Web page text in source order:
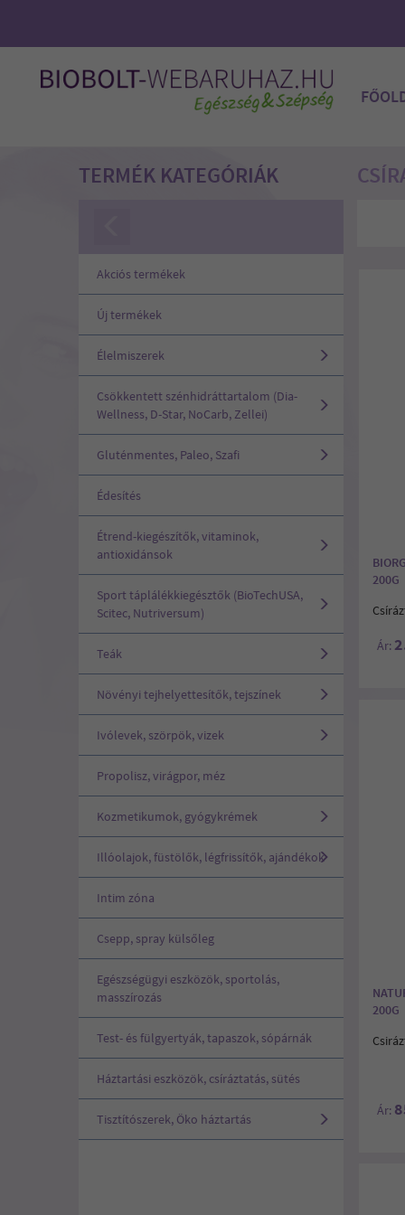
TERMÉK KATEGÓRIÁK
Akciós termékek
Új termékek
Élelmiszerek
Csökkentett szénhidráttartalom (Dia-
Wellness, D-Star, NoCarb, Zellei)
Gluténmentes, Paleo, Szafi
Édesítés
Étrend-kiegészítők, vitaminok,
antioxidánsok
Sport táplálékkiegésztők (BioTechUSA,
Scitec, Nutriversum)
Teák
Növényi tejhelyettesítők, tejszínek
Ivólevek, szörpök, vizek
Propolisz, virágpor, méz
Kozmetikumok, gyógykrémek
Illóolajok, füstölők, légfrissítők, ajándékok
Intim zóna
Csepp, spray külsőleg
Egészségügyi eszközök, sportolás,
masszírozás
Test- és fülgyertyák, tapaszok, sópárnák
Háztartási eszközök, csíráztatás, sütés
Tisztítószerek, Öko háztartás
200G
Ár:
200G
Ár: